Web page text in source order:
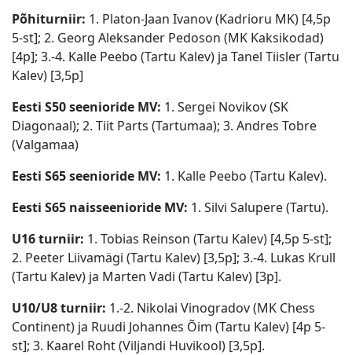
Põhiturniir: 1. Platon-Jaan Ivanov (Kadrioru MK) [4,5p
5-st]; 2. Georg Aleksander Pedoson (MK Kaksikodad)
[4p]; 3.-4. Kalle Peebo (Tartu Kalev) ja Tanel Tiisler (Tartu
Kalev) [3,5p]
Eesti S50 seenioride MV: 1. Sergei Novikov (SK
Diagonaal); 2. Tiit Parts (Tartumaa); 3. Andres Tobre
(Valgamaa)
Eesti S65 seenioride MV: 1. Kalle Peebo (Tartu Kalev).
Eesti S65 naisseenioride MV: 1. Silvi Salupere (Tartu).
U16 turniir: 1. Tobias Reinson (Tartu Kalev) [4,5p 5-st];
2. Peeter Liivamägi (Tartu Kalev) [3,5p]; 3.-4. Lukas Krull
(Tartu Kalev) ja Marten Vadi (Tartu Kalev) [3p].
U10/U8 turniir: 1.-2. Nikolai Vinogradov (MK Chess
Continent) ja Ruudi Johannes Õim (Tartu Kalev) [4p 5-
st]; 3. Kaarel Roht (Viljandi Huvikool) [3,5p].